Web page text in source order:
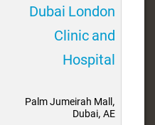
Dubai London
Clinic and
Hospital
Palm Jumeirah Mall,
Dubai, AE